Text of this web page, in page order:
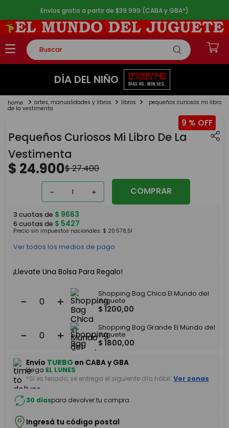
Envíos gratis a partir de $39.999 (CABA y GBA*)
Buscar
TÉRMINOS MÁS BUSCADOS
2.
lego
4 .
monopatin
5
toy story
DÍA DEL NIÑO 07
DÍAS
09
HS.
57
MIN.
40
SEG.
artes, manualidades y libros libros pequeños curiosos mi libro
de la vestimenta
9 %
Pequeños Curiosos Mi Libro De La
Vestimenta
$ 24.900$27.400
＋
－ COMPRAR
3 cuotas de $ 9663
6 cuotas de $ 5427
Precio sin impuestos nacionales: $ 20.578,51
Ver todos los medios de pago
¡Llevate Una Bolsa Para Regalo!
＋
－
Shopping Bag Chica El Mundo del
Juguete
$ 1200,00
＋
－
Shopping Bag Grande El Mundo del
Juguete
$ 1800,00
Envío TURBO en CABA y GBA
Llega EL LUNES
*Si es feriado, se entrega el siguiente día hábil. Ver zonas
30 díaspara devolver tu compra
Ingresá tu código postal